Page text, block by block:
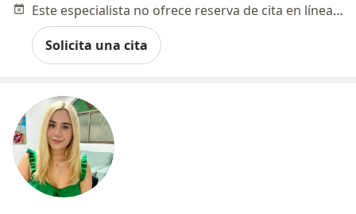
Este especialista no ofrece reserva de cita en línea en esta dirección.
Solicita una cita